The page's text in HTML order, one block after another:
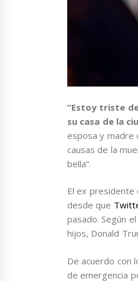
“Estoy triste
su casa de la
esposa y madre
causas de la
bella”.
El ex presidente
desde que
pasado. Según
hijos, Donald
De acuerdo con
de emergencia